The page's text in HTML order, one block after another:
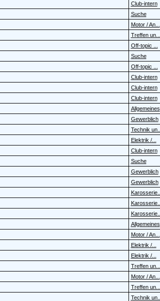
Club-intern
Suche
Motor / An...
Treffen un...
Off-topic ...
Suche
Off-topic ...
Club-intern
Club-intern
Club-intern
Allgemeines
Gewerblich
Technik un...
Elektrik /...
Club-intern
Suche
Gewerblich
Gewerblich
Karosserie...
Karosserie...
Karosserie...
Allgemeines
Motor / An...
Elektrik /...
Elektrik /...
Treffen un...
Motor / An...
Treffen un...
Technik un...